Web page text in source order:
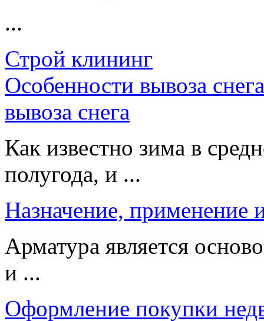
...
Строй клининг
Особенности вывоза
вывоза снега
Как известно зима в
полугода, и ...
Назначение, применение
Арматура является
и ...
Оформление покупки